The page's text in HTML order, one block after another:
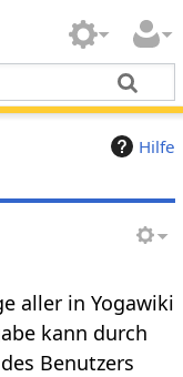
Hilfe
aller in Yogawiki
kann durch
Benutzers